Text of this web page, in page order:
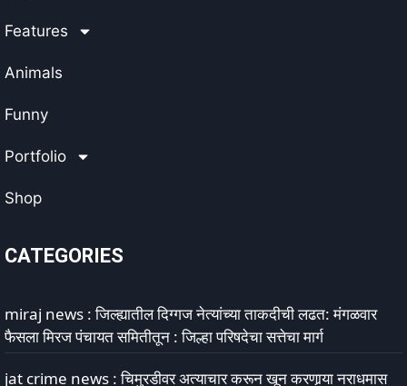
Features
Animals
Funny
Portfolio
Shop
CATEGORIES
miraj news : जिल्ह्यातील दिग्गज नेत्यांच्या ताकदीची लढत: मंगळवार
फैसला मिरज पंचायत समितीतून : जिल्हा परिषदेचा सत्तेचा मार्ग
jat crime news : चिमुरडीवर अत्याचार करून खून करणार्‍या नराधमास